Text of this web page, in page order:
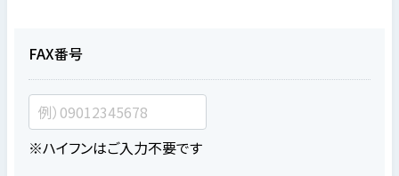
FAX番号
※ハイフンはご入力不要です